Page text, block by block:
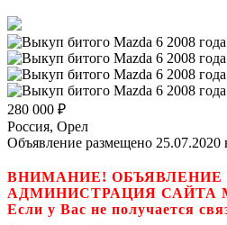
280 000 ₽
Россия, Орел
Объявление размещено 25.07.2020
ВНИМАНИЕ! ОБЪЯВЛЕНИЕ
АДМИНИСТРАЦИЯ САЙТА
Если у Вас не